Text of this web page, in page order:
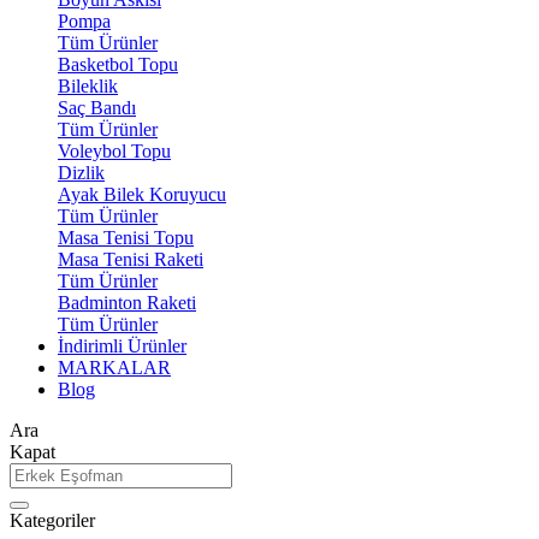
Pompa
Tüm Ürünler
Basketbol Topu
Bileklik
Saç Bandı
Tüm Ürünler
Voleybol Topu
Dizlik
Ayak Bilek Koruyucu
Tüm Ürünler
Masa Tenisi Topu
Masa Tenisi Raketi
Tüm Ürünler
Badminton Raketi
Tüm Ürünler
İndirimli Ürünler
MARKALAR
Blog
Ara
Kapat
Kategoriler